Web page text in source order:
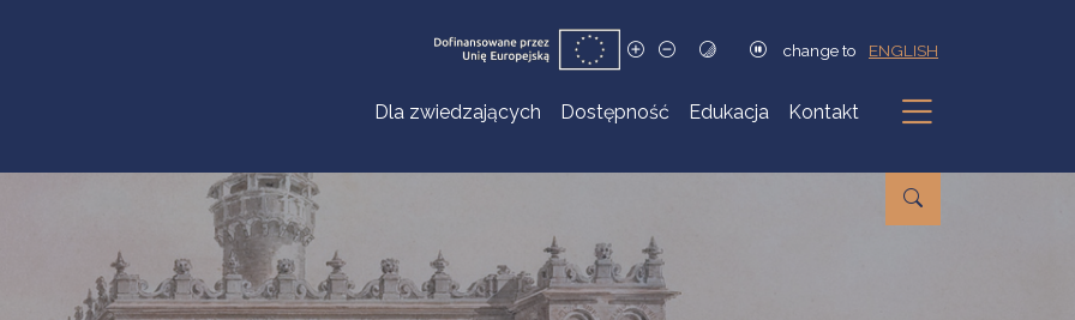
change to ENGLISH
Dla zwiedzających Dostępność Edukacja Kontakt
Podmenu